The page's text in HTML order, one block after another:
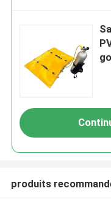
produits